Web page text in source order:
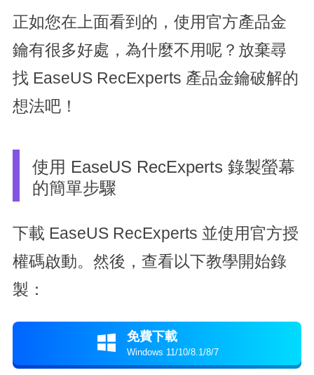
正如您在上面看到的，使用官方產品金
鑰有很多好處，為什麼不用呢？放棄尋
找 EaseUS RecExperts 產品金鑰破解的
想法吧！
使用 EaseUS RecExperts 錄製螢幕
的簡單步驟
下載 EaseUS RecExperts 並使用官方授
權碼啟動。然後，查看以下教學開始錄
製：
 免費下載
Windows 11/10/8.1/8/7